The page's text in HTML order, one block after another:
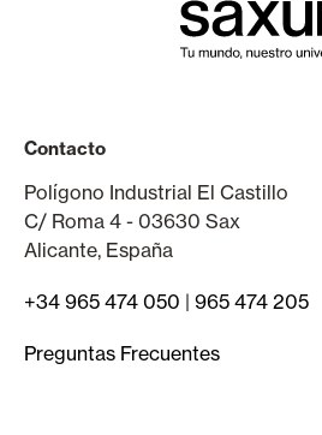
Contacto
Polígono Industrial El Castillo
C/ Roma 4 - 03630 Sax
Alicante, España
+34 965 474 050 | 965 474 205
Preguntas Frecuentes